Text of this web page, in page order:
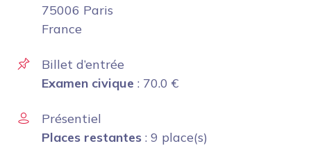
75006 Paris
France
Billet d’entrée
Examen civique : 70.0 €
Présentiel
Places restantes : 9 place(s)